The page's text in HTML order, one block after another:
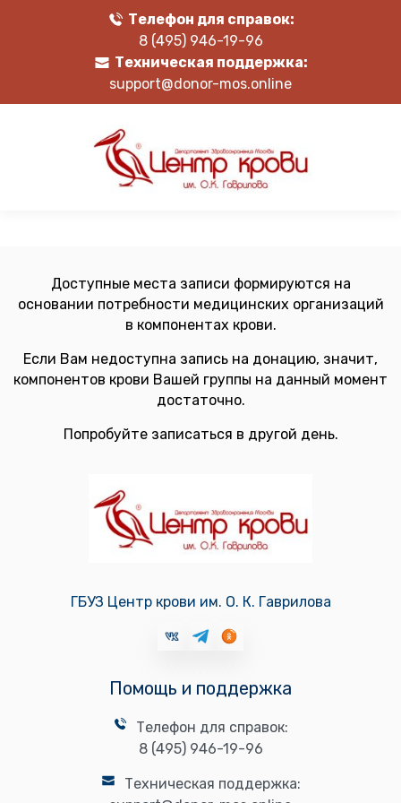
Телефон для справок:
8 (495) 946-19-96
Техническая поддержка:
support@donor-mos.online
Доступные места записи формируются на
основании потребности медицинских организаций
в компонентах крови.
Если Вам недоступна запись на донацию, значит,
компонентов крови Вашей группы на данный момент
достаточно.
Попробуйте записаться в другой день.
ГБУЗ Центр крови им. О. К. Гаврилова
Помощь и поддержка
Телефон для справок:
8 (495) 946-19-96
Техническая поддержка: